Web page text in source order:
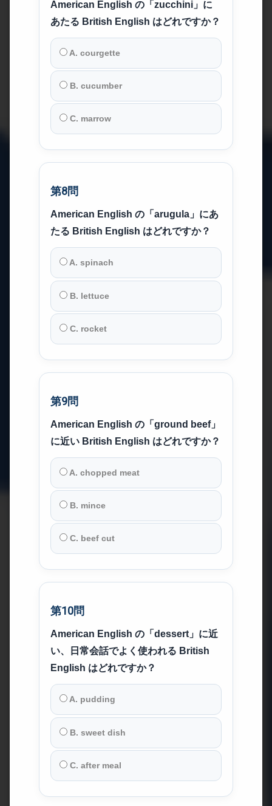
American English の「zucchini」に
あたる British English はどれですか？
A. courgette
B. cucumber
C. marrow
第8問
American English の「arugula」にあ
たる British English はどれですか？
A. spinach
B. lettuce
C. rocket
第9問
American English の「ground beef」
に近い British English はどれですか？
A. chopped meat
B. mince
C. beef cut
第10問
American English の「dessert」に近
い、日常会話でよく使われる British
English はどれですか？
A. pudding
B. sweet dish
C. after meal